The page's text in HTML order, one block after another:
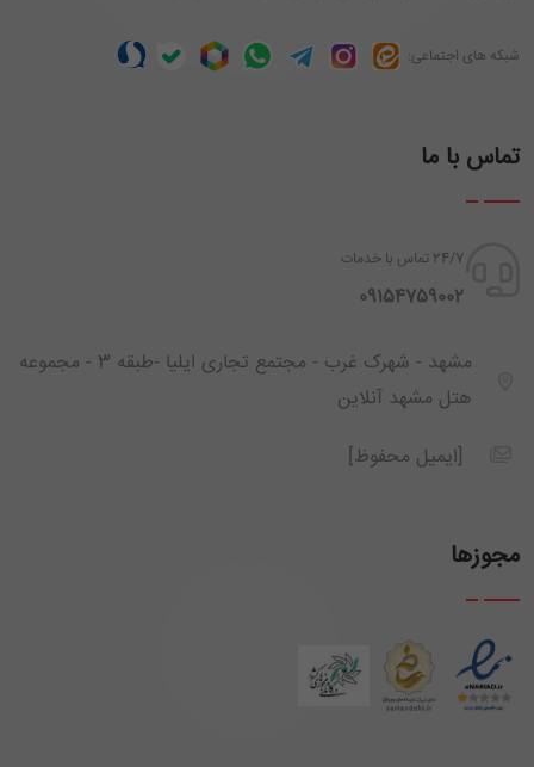
شبکه های اجتماعی:
تماس با ما
24/7 تماس با خدمات
‪ 09154759002
مشهد - شهرک غرب - مجتمع تجاری ایلیا -طبقه 3 - مجموعه
هتل مشهد آنلاین
[ایمیل محفوظ]
مجوزها